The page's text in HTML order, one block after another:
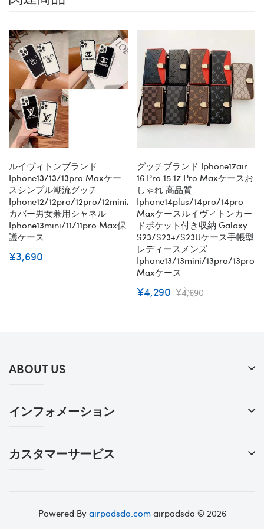
ルイヴィトンブランド
Iphone13/13/13pro Maxケー
スシンプル潮流グッチ
Iphone12/12pro/12pro/12mini/11
カバー男女兼用シャネル
Iphone13mini/11/11pro Max保
護ケース
¥3,690
グッチブランド Iphone17air
16 Pro 15 17 Pro Maxケースお
しゃれ 高品質
Iphone14plus/14pro/14pro
Maxケースルイヴィトンカー
ドポケット付き収納 Galaxy
S23/S23+/S23Uケース手帳型
レディースメンズ
Iphone13/13mini/13pro/13pro
Maxケース
¥4,290 ¥4,690
ABOUT US
インフォメーション
カスタマーサービス
Powered Byairpodsdo.comairpodsdo © 2026